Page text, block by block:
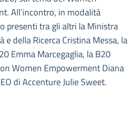
All’incontro, in modalità
presenti tra gli altri la Ministra
e della Ricerca Cristina Messa, la
Emma Marcegaglia, la B20
Women Empowerment Diana
di Accenture Julie Sweet.